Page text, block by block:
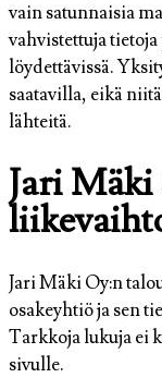
vain satunnaisia
vahvistettuja
löydettävissä.
saatavilla, eikä
lähteitä.
Jari
Jari Mäki Oy:n
osakeyhtiö ja sen
Tarkkoja lukuja ei
sivulle.